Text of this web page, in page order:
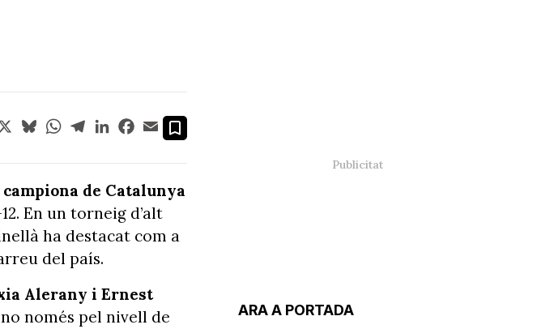
ARA A PORTADA
X BlueskyWhatsApp
TelegramLinkedInFacebook
Email
campiona de Catalunya
En un torneig d’alt
ha destacat com a
del país.
Alerany i Ernest
només pel nivell de